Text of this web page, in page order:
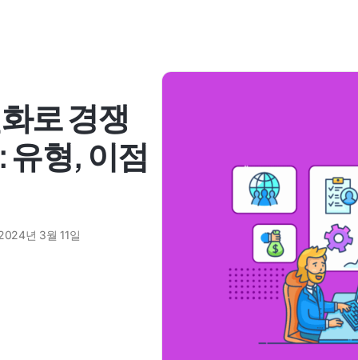
로 경쟁
형, 이점
년 3월 11일